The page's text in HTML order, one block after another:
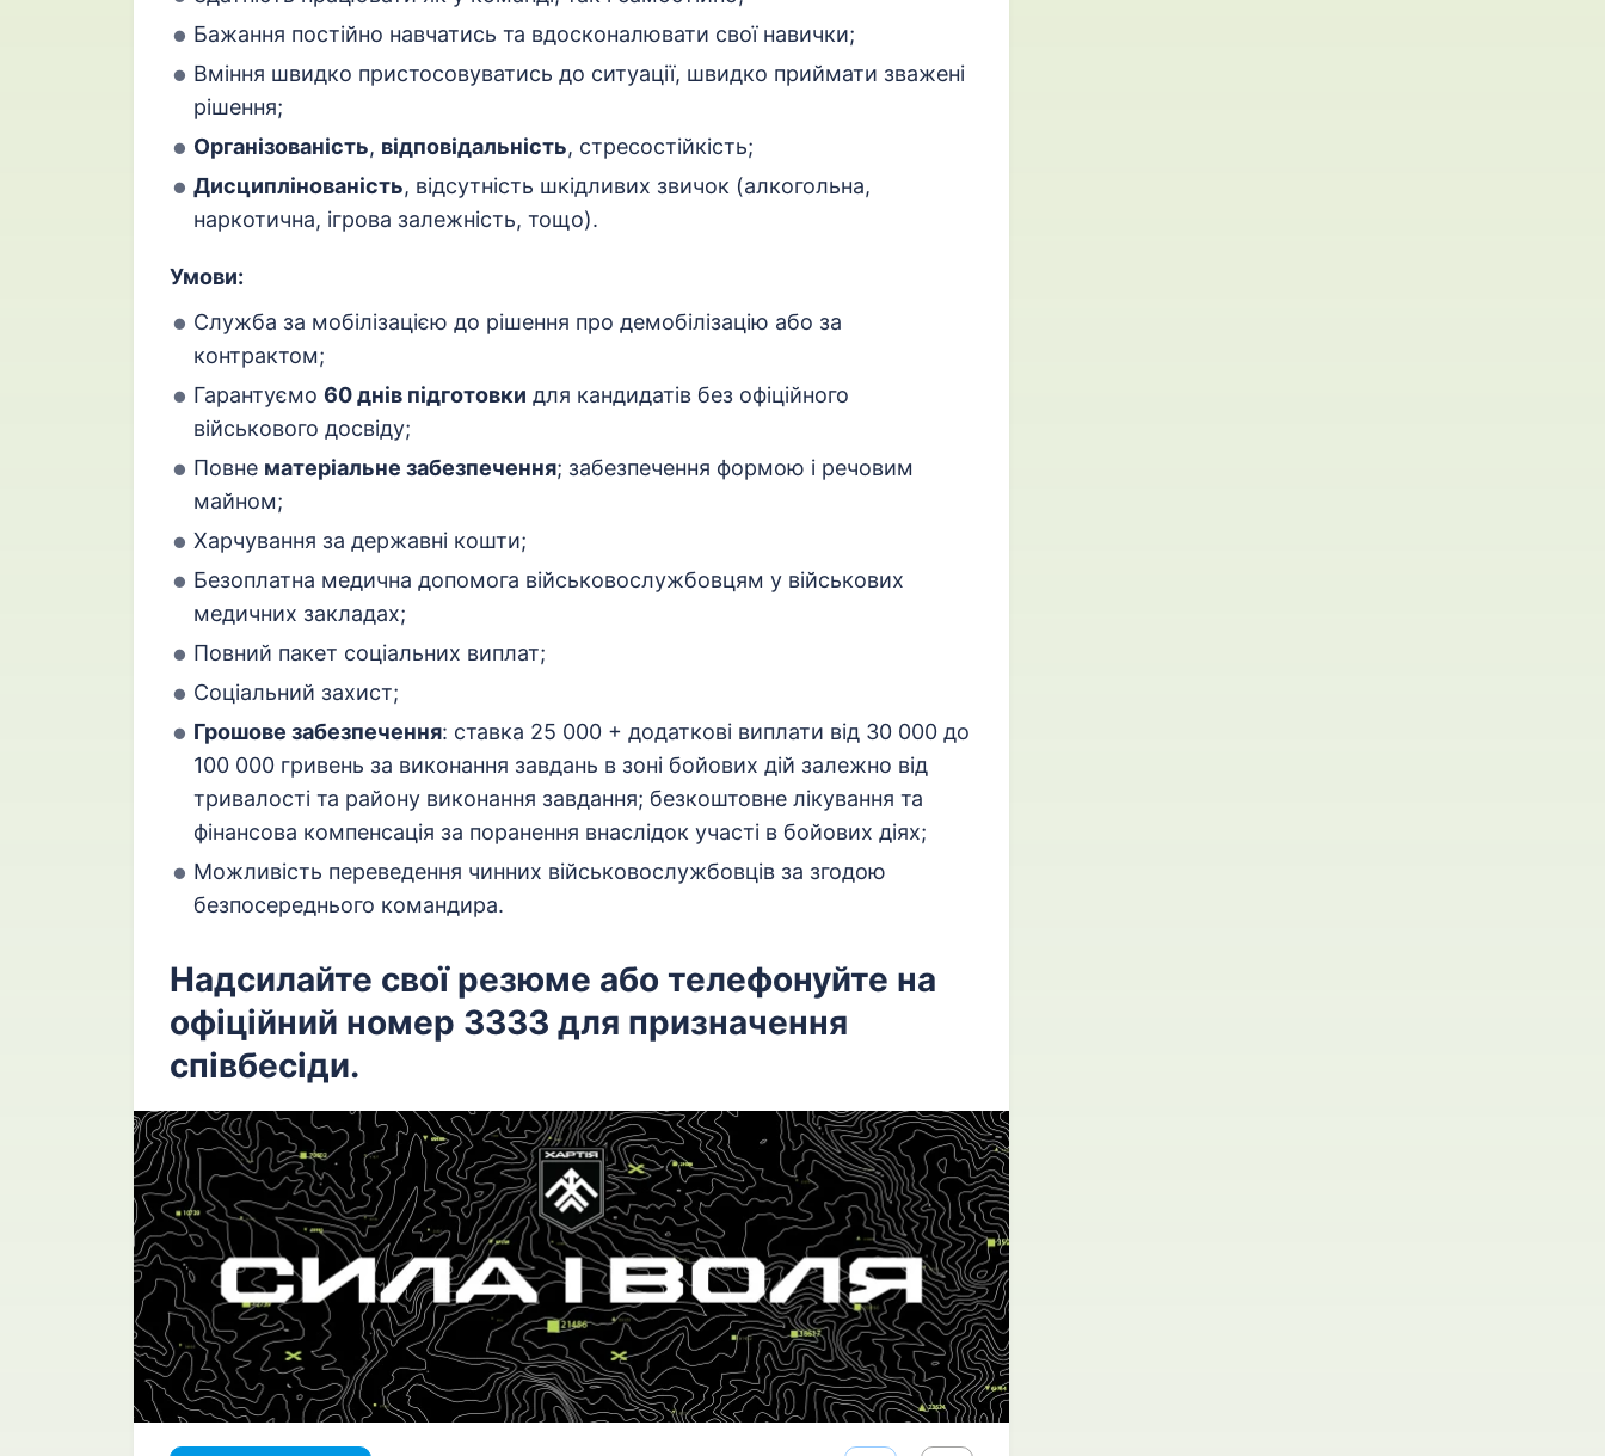
Бажання постійно навчатись та вдосконалювати свої навички;
Вміння швидко пристосовуватись до ситуації, швидко приймати зважені
рішення;
Організованість, відповідальність, стресостійкість;
Дисциплінованість, відсутність шкідливих звичок (алкогольна,
наркотична, ігрова залежність, тощо).
Умови:
Служба за мобілізацією до рішення про демобілізацію або за
контрактом;
Гарантуємо 60 днів підготовки для кандидатів без офіційного
військового досвіду;
Повне матеріальне забезпечення; забезпечення формою і речовим
майном;
Харчування за державні кошти;
Безоплатна медична допомога військовослужбовцям у військових
медичних закладах;
Повний пакет соціальних виплат;
Соціальний захист;
Грошове забезпечення: ставка 25 000 + додаткові виплати від 30 000 до
100 000 гривень за виконання завдань в зоні бойових дій залежно від
тривалості та району виконання завдання; безкоштовне лікування та
фінансова компенсація за поранення внаслідок участі в бойових діях;
Можливість переведення чинних військовослужбовців за згодою
безпосереднього командира.
Надсилайте свої резюме або телефонуйте на
офіційний номер 3333 для призначення
співбесіди.